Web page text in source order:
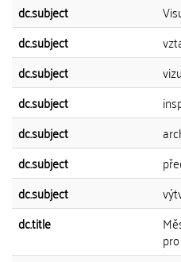
dc.subject
dc.subject
dc.subject
dc.subject
dc.subject
dc.subject
dc.subject
dc.title